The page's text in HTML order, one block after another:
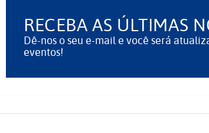
RECEBA AS ÚLTIMAS
Dê-nos o seu e-mail e você será
eventos!